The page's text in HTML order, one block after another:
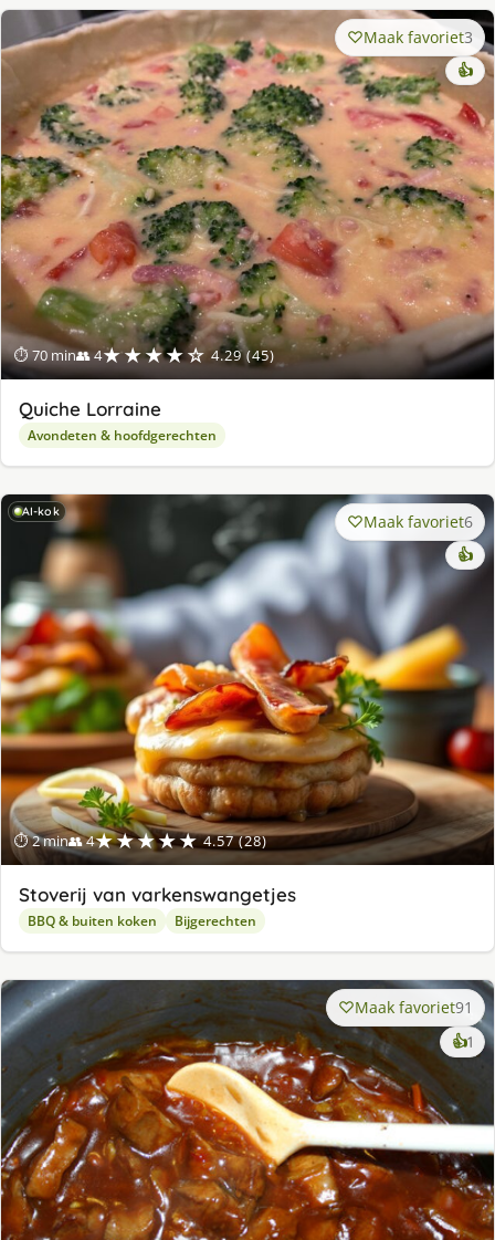
⏱ 70 min👥 4★★★★☆ 4.29 (45)
Maak favoriet3
👍
Quiche Lorraine
Avondeten & hoofdgerechten
AI-kok
⏱ 2 min👥 4★★★★★ 4.57 (28)
Maak favoriet6
👍
Stoverij van varkenswangetjes
BBQ & buiten koken Bijgerechten
Maak favoriet91
👍1